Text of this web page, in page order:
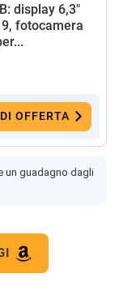
display 6,3"
fotocamera
OFFERTA
un guadagno dagli